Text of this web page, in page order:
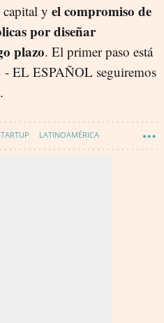
capital y el compromiso de
por diseñar
plazo. El primer paso está
EL ESPAÑOL seguiremos
LATINOAMÉRICA